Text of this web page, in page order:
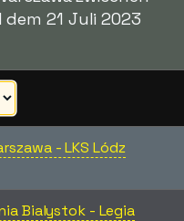
dem 21 Juli 2023
- LKS Lódz
Bialystok - Legia